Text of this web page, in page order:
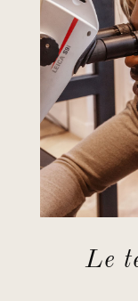
Le